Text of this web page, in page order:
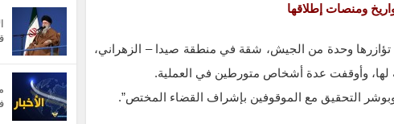
ومنصات إطلاقها
وحدة من الجيش، شقة في منطقة صيدا – الزهراني،
وأوقفت عدة أشخاص متورطين في العملية.
التحقيق مع الموقوفين بإشراف القضاء المختص”.